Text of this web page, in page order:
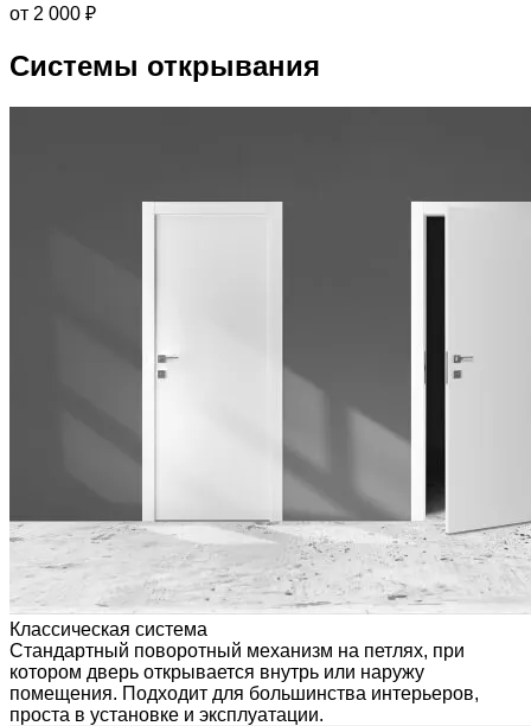
от 2 000 ₽
Системы открывания
Классическая система
Стандартный поворотный механизм на петлях, при
котором дверь открывается внутрь или наружу
помещения. Подходит для большинства интерьеров,
проста в установке и эксплуатации.